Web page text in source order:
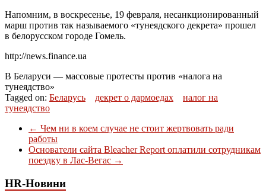
Напомним, в воскресенье, 19 февраля, несанкционированный
марш против так называемого «тунеядского декрета» прошел
в белорусском городе Гомель.
http://news.finance.ua
В Беларуси — массовые протесты против «налога на
тунеядство»
Tagged on: Беларусь декрет о дармоедах
налог на
тунеядство
← Чем ни в коем случае не стоит жертвовать ради
работы
Основатели сайта Bleacher Report оплатили сотрудникам
поездку в Лас-Вегас →
HR-Новини